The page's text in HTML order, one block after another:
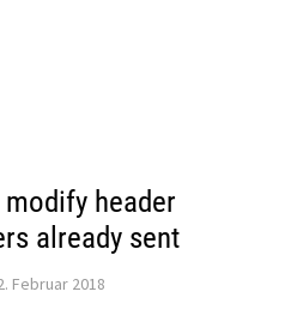
header
already sent
Februar 2018